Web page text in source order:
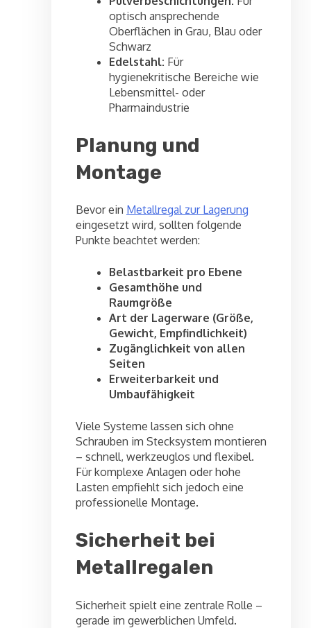
optisch ansprechende
Oberflächen in Grau, Blau oder
Schwarz
Edelstahl: Für
hygienekritische Bereiche wie
Lebensmittel- oder
Pharmaindustrie
Planung und
Montage
Bevor ein Metallregal zur Lagerung
eingesetzt wird, sollten folgende
Punkte beachtet werden:
Belastbarkeit pro Ebene
Gesamthöhe und
Raumgröße
Art der Lagerware (Größe,
Gewicht, Empfindlichkeit)
Zugänglichkeit von allen
Seiten
Erweiterbarkeit und
Umbaufähigkeit
Viele Systeme lassen sich ohne
Schrauben im Stecksystem montieren
– schnell, werkzeuglos und flexibel.
Für komplexe Anlagen oder hohe
Lasten empfiehlt sich jedoch eine
professionelle Montage.
Sicherheit bei
Metallregalen
Sicherheit spielt eine zentrale Rolle –
gerade im gewerblichen Umfeld.